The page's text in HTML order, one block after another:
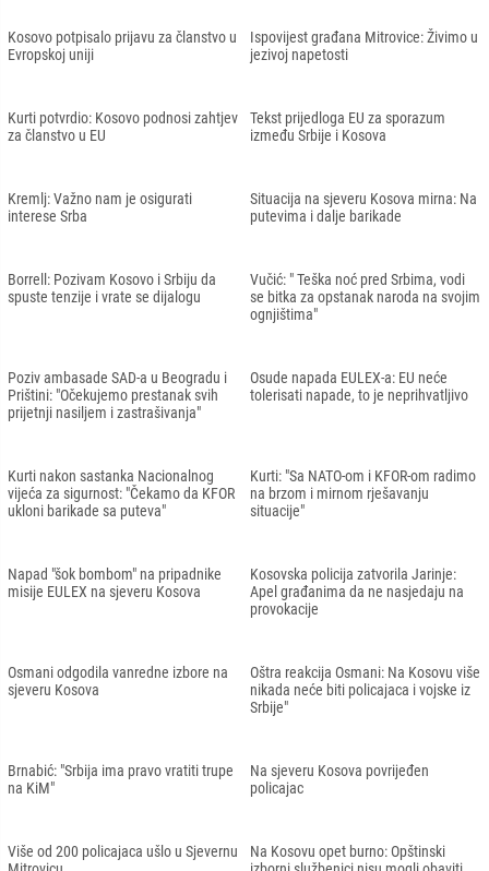
Kosovo potpisalo prijavu za članstvo u
Evropskoj uniji
Ispovijest građana Mitrovice: Živimo u
jezivoj napetosti
Kurti potvrdio: Kosovo podnosi zahtjev
za članstvo u EU
Tekst prijedloga EU za sporazum
između Srbije i Kosova
Kremlj: Važno nam je osigurati
interese Srba
Situacija na sjeveru Kosova mirna: Na
putevima i dalje barikade
Borrell: Pozivam Kosovo i Srbiju da
spuste tenzije i vrate se dijalogu
Vučić: " Teška noć pred Srbima, vodi
se bitka za opstanak naroda na svojim
ognjištima"
Poziv ambasade SAD-a u Beogradu i
Prištini: "Očekujemo prestanak svih
prijetnji nasiljem i zastrašivanja"
Osude napada EULEX-a: EU neće
tolerisati napade, to je neprihvatljivo
Kurti nakon sastanka Nacionalnog
vijeća za sigurnost: "Čekamo da KFOR
ukloni barikade sa puteva"
Kurti: "Sa NATO-om i KFOR-om radimo
na brzom i mirnom rješavanju
situacije"
Napad "šok bombom" na pripadnike
misije EULEX na sjeveru Kosova
Kosovska policija zatvorila Jarinje:
Apel građanima da ne nasjedaju na
provokacije
Osmani odgodila vanredne izbore na
sjeveru Kosova
Oštra reakcija Osmani: Na Kosovu više
nikada neće biti policajaca i vojske iz
Srbije"
Brnabić: "Srbija ima pravo vratiti trupe
na KiM"
Na sjeveru Kosova povrijeđen
policajac
Više od 200 policajaca ušlo u Sjevernu
Na Kosovu opet burno: Opštinski